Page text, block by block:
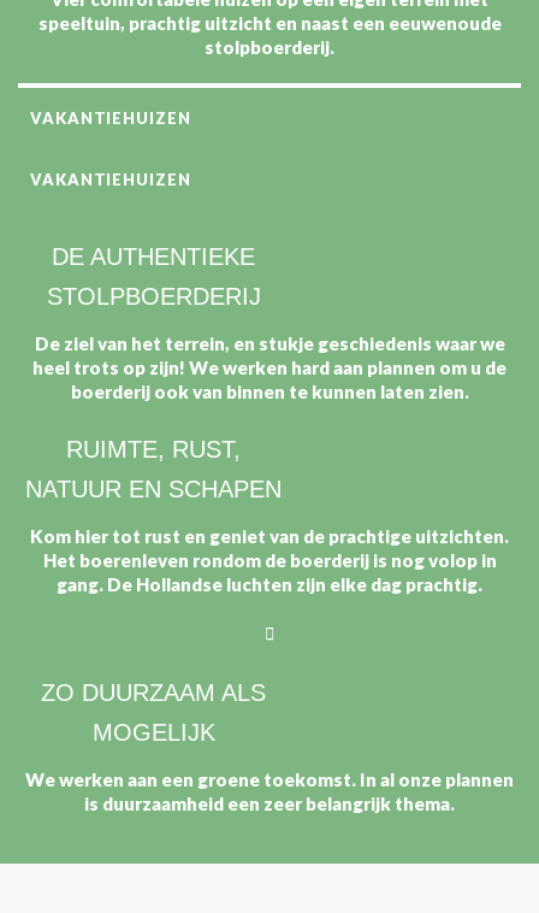
speeltuin, prachtig uitzicht en naast een eeuwenoude
stolpboerderij.
VAKANTIEHUIZEN
VAKANTIEHUIZEN
DE AUTHENTIEKE
STOLPBOERDERIJ
De ziel van het terrein, en stukje geschiedenis waar we
heel trots op zijn! We werken hard aan plannen om u de
boerderij ook van binnen te kunnen laten zien.
RUIMTE, RUST,
NATUUR EN SCHAPEN
Kom hier tot rust en geniet van de prachtige uitzichten.
Het boerenleven rondom de boerderij is nog volop in
gang. De Hollandse luchten zijn elke dag prachtig.
ZO DUURZAAM ALS
MOGELIJK
We werken aan een groene toekomst. In al onze plannen
is duurzaamheid een zeer belangrijk thema.